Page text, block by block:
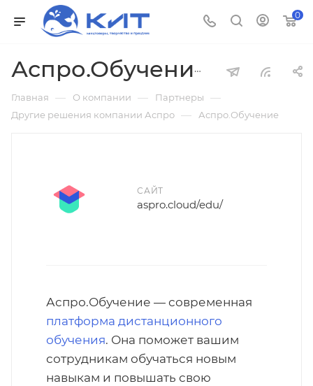
0
Аспро.Обучение
Главная — О компании — Партнеры —
Другие решения компании Аспро — Аспро.Обучение
САЙТ
aspro.cloud/edu/
Аспро.Обучение — современная
платформа дистанционного
обучения. Она поможет вашим
сотрудникам обучаться новым
навыкам и повышать свою